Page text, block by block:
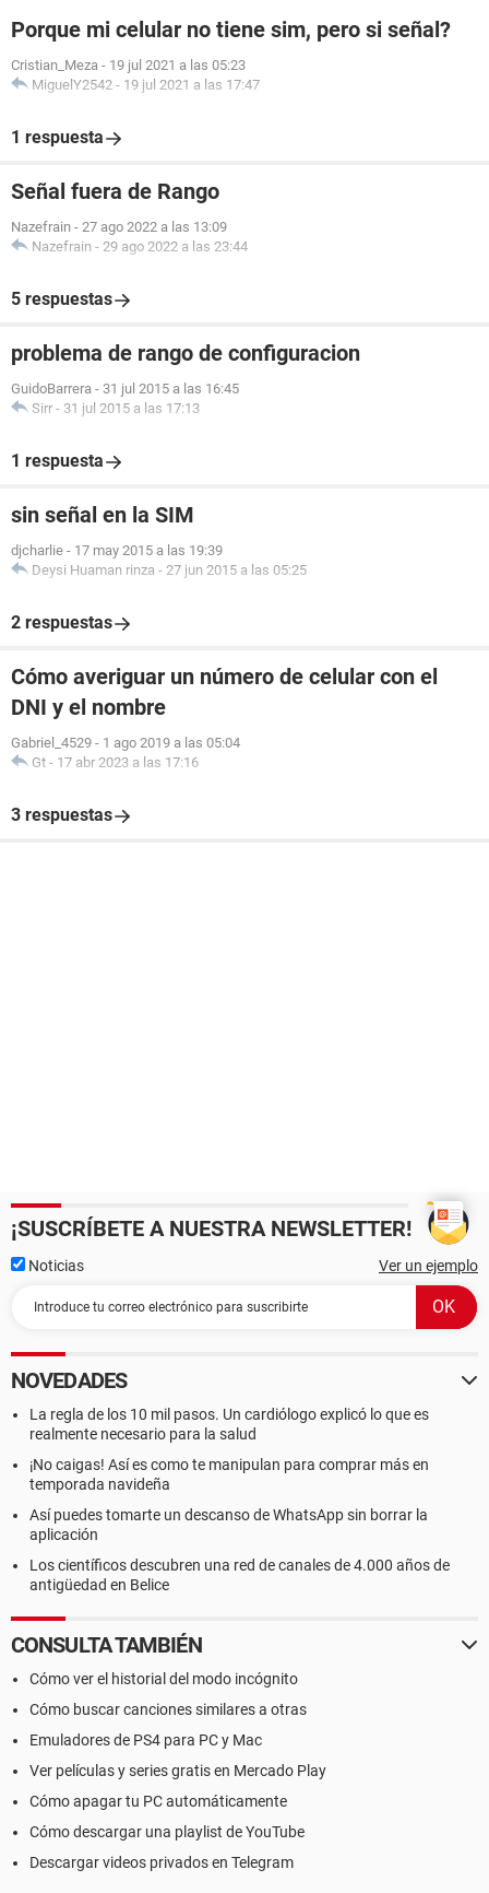
Porque mi celular no tiene sim, pero si señal?
Cristian_Meza - 19 jul 2021 a las 05:23
MiguelY2542 - 19 jul 2021 a las 17:47
1 respuesta
Señal fuera de Rango
Nazefrain - 27 ago 2022 a las 13:09
Nazefrain - 29 ago 2022 a las 23:44
5 respuestas
problema de rango de configuracion
GuidoBarrera - 31 jul 2015 a las 16:45
Sirr - 31 jul 2015 a las 17:13
1 respuesta
sin señal en la SIM
djcharlie - 17 may 2015 a las 19:39
Deysi Huaman rinza - 27 jun 2015 a las 05:25
2 respuestas
Cómo averiguar un número de celular con el
DNI y el nombre
Gabriel_4529 - 1 ago 2019 a las 05:04
Gt - 17 abr 2023 a las 17:16
3 respuestas
¡SUSCRÍBETE A NUESTRA NEWSLETTER!
Noticias Ver un ejemplo
NOVEDADES
La regla de los 10 mil pasos. Un cardiólogo explicó lo que es
realmente necesario para la salud
¡No caigas! Así es como te manipulan para comprar más en
temporada navideña
Así puedes tomarte un descanso de WhatsApp sin borrar la
aplicación
Los científicos descubren una red de canales de 4.000 años de
antigüedad en Belice
CONSULTA TAMBIÉN
Cómo ver el historial del modo incógnito
Cómo buscar canciones similares a otras
Emuladores de PS4 para PC y Mac
Ver películas y series gratis en Mercado Play
Cómo apagar tu PC automáticamente
Cómo descargar una playlist de YouTube
Descargar videos privados en Telegram